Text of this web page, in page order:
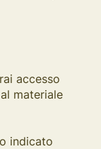
accesso
materiale
indicato